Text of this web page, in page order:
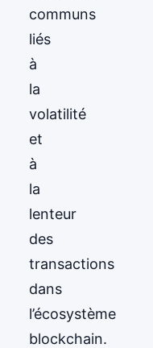
communs
liés
à
la
volatilité
et
à
la
lenteur
des
transactions
dans
l’écosystème
blockchain.